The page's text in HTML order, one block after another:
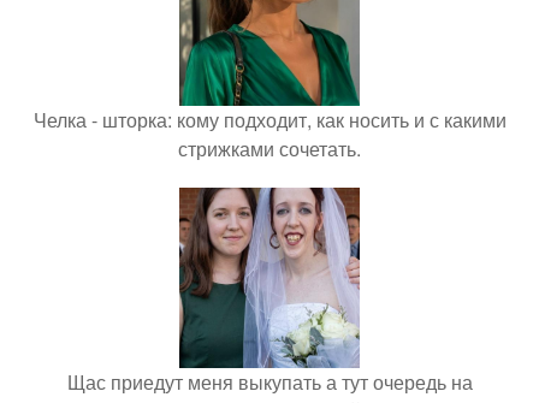
Челка - шторка: кому подходит, как носить и с какими
стрижками сочетать.
Щас приедут меня выкупать а тут очередь на